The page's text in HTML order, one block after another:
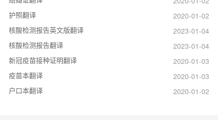
护照翻译
2020-01-02
核酸检测报告英文版翻译
2023-01-04
核酸检测报告翻译
2023-01-04
新冠疫苗接种证明翻译
2020-01-03
疫苗本翻译
2020-01-03
户口本翻译
2020-01-02